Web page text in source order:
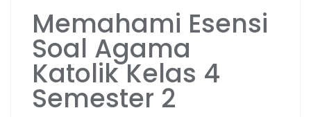
Memahami Esensi
Soal Agama
Katolik Kelas 4
Semester 2